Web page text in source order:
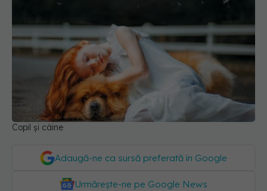
Copil și câine
Adaugă-ne ca sursă preferată în Google
Urmărește-ne pe Google News